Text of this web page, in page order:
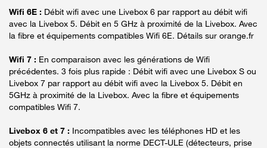
Wifi 6E : Débit wifi avec une Livebox 6 par rapport au débit wifi
avec la Livebox 5. Débit en 5 GHz à proximité de la Livebox. Avec
la fibre et équipements compatibles Wifi 6E. Détails sur orange.fr
Wifi 7 : En comparaison avec les générations de Wifi
précédentes. 3 fois plus rapide : Débit wifi avec une Livebox S ou
Livebox 7 par rapport au débit wifi avec la Livebox 5. Débit en
5GHz à proximité de la Livebox. Avec la fibre et équipements
compatibles Wifi 7.
Livebox 6 et 7 : Incompatibles avec les téléphones HD et les
objets connectés utilisant la norme DECT-ULE (détecteurs, prise